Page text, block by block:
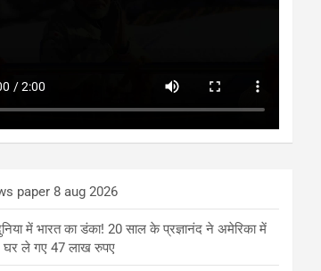
paper 8 aug 2026
में भारत का डंका! 20 साल के प्रज्ञानंद ने अमेरिका में
घर ले गए 47 लाख रुपए